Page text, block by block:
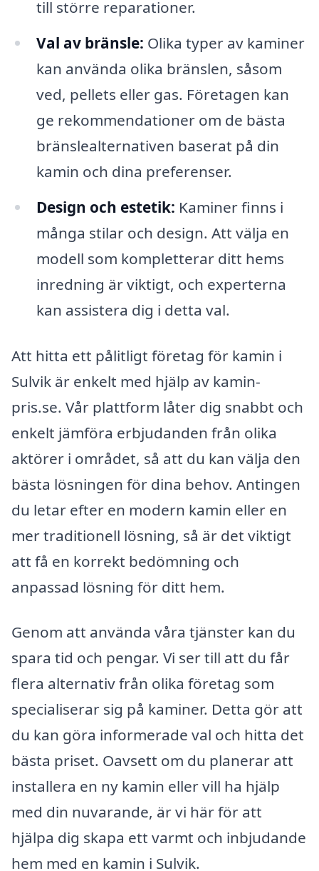
till större reparationer.
Val av bränsle: Olika typer av kaminer
kan använda olika bränslen, såsom
ved, pellets eller gas. Företagen kan
ge rekommendationer om de bästa
bränslealternativen baserat på din
kamin och dina preferenser.
Design och estetik: Kaminer finns i
många stilar och design. Att välja en
modell som kompletterar ditt hems
inredning är viktigt, och experterna
kan assistera dig i detta val.
Att hitta ett pålitligt företag för kamin i
Sulvik är enkelt med hjälp av kamin-
pris.se. Vår plattform låter dig snabbt och
enkelt jämföra erbjudanden från olika
aktörer i området, så att du kan välja den
bästa lösningen för dina behov. Antingen
du letar efter en modern kamin eller en
mer traditionell lösning, så är det viktigt
att få en korrekt bedömning och
anpassad lösning för ditt hem.
Genom att använda våra tjänster kan du
spara tid och pengar. Vi ser till att du får
flera alternativ från olika företag som
specialiserar sig på kaminer. Detta gör att
du kan göra informerade val och hitta det
bästa priset. Oavsett om du planerar att
installera en ny kamin eller vill ha hjälp
med din nuvarande, är vi här för att
hjälpa dig skapa ett varmt och inbjudande
hem med en kamin i Sulvik.